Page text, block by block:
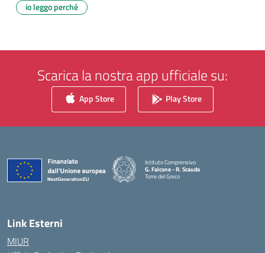
io leggo perché
Scarica la nostra app ufficiale su:
App Store Play Store
Istituto Comprensivo
G. Falcone - R. Scauda
Torre del Greco
Link Esterni
MIUR